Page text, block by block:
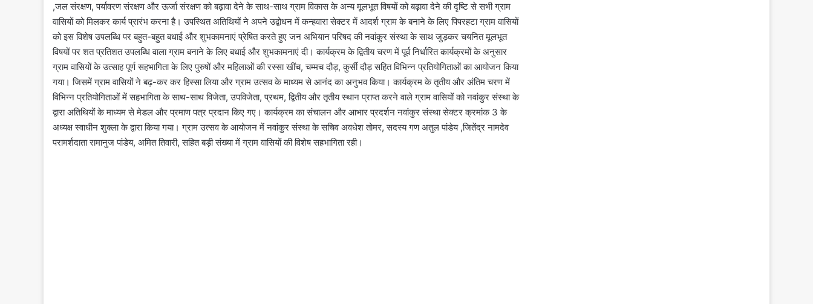
,जल संरक्षण, पर्यावरण संरक्षण और ऊर्जा संरक्षण को बढ़ावा देने के साथ-साथ ग्राम विकास के अन्य मूलभूत विषयों को बढ़ावा देने की दृष्टि से सभी ग्राम
वासियों को मिलकर कार्य प्रारंभ करना है। उपस्थित अतिथियों ने अपने उद्बोधन में कन्हवारा सेक्टर में आदर्श ग्राम के बनाने के लिए पिपरहटा ग्राम वासियों
को इस विशेष उपलब्धि पर बहुत-बहुत बधाई और शुभकामनाएं प्रेषित करते हुए जन अभियान परिषद की नवांकुर संस्था के साथ जुड़कर चयनित मूलभूत
विषयों पर शत प्रतिशत उपलब्धि वाला ग्राम बनाने के लिए बधाई और शुभकामनाएं दी। कार्यक्रम के द्वितीय चरण में पूर्व निर्धारित कार्यक्रमों के अनुसार
ग्राम वासियों के उत्साह पूर्ण सहभागिता के लिए पुरुषों और महिलाओं की रस्सा खींच, चम्मच दौड़, कुर्सी दौड़ सहित विभिन्न प्रतियोगिताओं का आयोजन किया
गया। जिसमें ग्राम वासियों ने बढ़-कर कर हिस्सा लिया और ग्राम उत्सव के माध्यम से आनंद का अनुभव किया। कार्यक्रम के तृतीय और अंतिम चरण में
विभिन्न प्रतियोगिताओं में सहभागिता के साथ-साथ विजेता, उपविजेता, प्रथम, द्वितीय और तृतीय स्थान प्राप्त करने वाले ग्राम वासियों को नवांकुर संस्था के
द्वारा अतिथियों के माध्यम से मेडल और प्रमाण पत्र प्रदान किए गए। कार्यक्रम का संचालन और आभार प्रदर्शन नवांकुर संस्था सेक्टर क्रमांक 3 के
अध्यक्ष स्वाधीन शुक्ला के द्वारा किया गया। ग्राम उत्सव के आयोजन में नवांकुर संस्था के सचिव अवधेश तोमर, सदस्य गण अतुल पांडेय ,जितेंद्र नामदेव
परामर्शदाता रामानुज पांडेय, अमित तिवारी, सहित बड़ी संख्या में ग्राम वासियों की विशेष सहभागिता रही।